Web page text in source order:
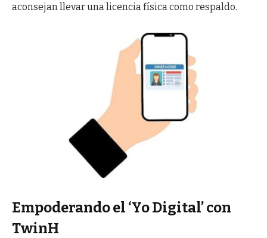
aconsejan llevar una licencia física como respaldo.
Empoderando el ‘Yo Digital’ con
TwinH